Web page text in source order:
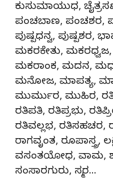
ಕುಸುಮಾಯುಧ,
ಪಂಚಬಾಣ, ಪಂಚಶರ,
ಪುಷ್ಪಧನ್ವ, ಪುಷ್ಪಶರ,
ಮಕರಕೇತು,
ಮಕರಾಂಕ, ಮದನ,
ಮನೋಜ, ಮಾಪತ್ಯ,
ಮುರ್ಮುರ, ಮುಹಿರ,
ರತಿಪತಿ, ರತಿಪ್ರಭು,
ರತಿವಲ್ಲಭ,
ರಾಗವೃಂತ, ರೂಪಾಸ್ತ್ರ,
ವಸಂತಯೋಧ, ವಾಮ,
ಸಂಸಾರಗುರು, ಸ್ಮರ…